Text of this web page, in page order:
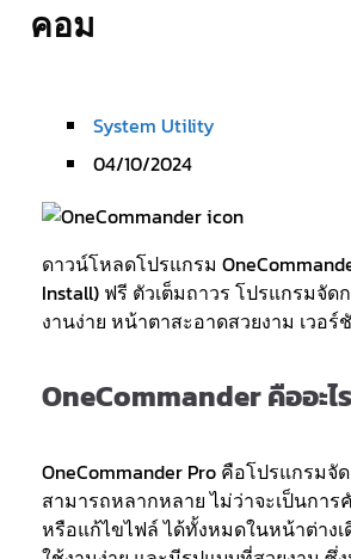
คอม
System Utility
04/10/2024
ดาวน์โหลดโปรแกรม
Install) ฟรี ตัวเต็มถาวร โปรแกรมจัด
งานง่าย หน้าตาสะอาดสวยงาม เวอ
OneCommander คืออะไร
OneCommander Pro คือโปรแกรม
สามารถหลากหลาย ไม่ว่าจะเป็นการ
หรือแก้ไขไฟล์ ได้ทั้งหมดในหน้าต่าง